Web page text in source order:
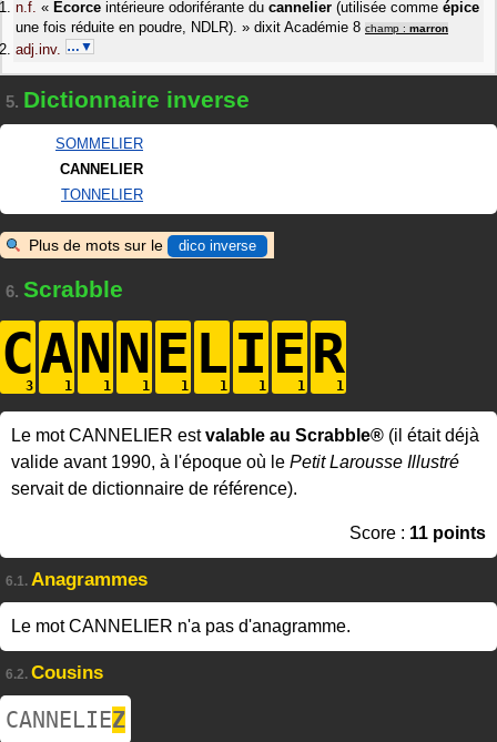
n.f. « Écorce intérieure odoriférante du cannelier (utilisée comme épice
une fois réduite en poudre, NDLR). » dixit Académie 8 champ : marron
adj.inv. …▼
5. Dictionnaire inverse
SOMMELIER
CANNELIER
TONNELIER
Plus de mots sur le dico inverse
6. Scrabble
CANNE LI ER
Le mot CANNELIER estvalable au Scrabble® (il était déjà
valide avant 1990, à l'époque où le Petit Larousse Illustré
servait de dictionnaire de référence).
Score : 11 points
6.1. Anagrammes
Le mot CANNELIER n'a pas d'anagramme.
6.2. Cousins
CANNELIEZ